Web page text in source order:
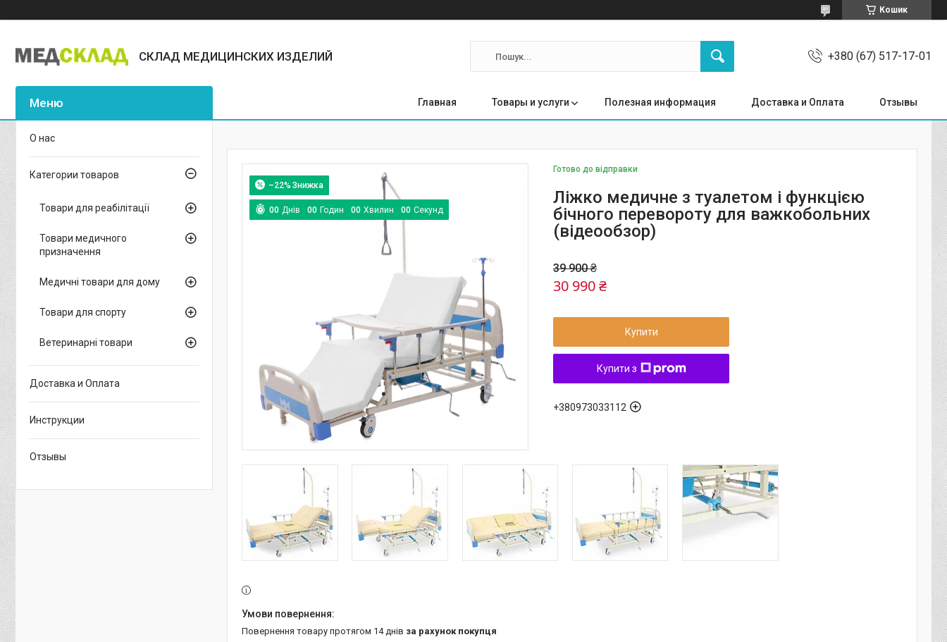
Кошик
СКЛАД МЕДИЦИНСКИХ ИЗДЕЛИЙ +380 (67) 517-17-01
Главная Товары и услуги Полезная информация Доставка и Оплата Отзывы
–22%
00 Днів 00 Годин 00 Хвилин 00 Секунд
Готово до відправки
Ліжко медичне з туалетом і функцією
бічного перевороту для важкобольних
(відеообзор)
39 900 ₴
30 990 ₴
Купити
Купити з
+380973033112
повернення товару протягом 14 днів за рахунок покупця
О нас
Категории товаров
Товари для реабілітації
Товари медичного
призначення
Медичні товари для дому
Товари для спорту
Ветеринарні товари
Доставка и Оплата
Инструкции
Отзывы